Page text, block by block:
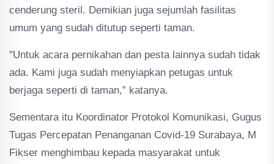
cenderung steril. Demikian juga sejumlah fasilitas
umum yang sudah ditutup seperti taman.
"Untuk acara pernikahan dan pesta lainnya sudah tidak
ada. Kami juga sudah menyiapkan petugas untuk
berjaga seperti di taman,” katanya.
Sementara itu Koordinator Protokol Komunikasi, Gugus
Tugas Percepatan Penanganan Covid-19 Surabaya, M
Fikser menghimbau kepada masyarakat untuk